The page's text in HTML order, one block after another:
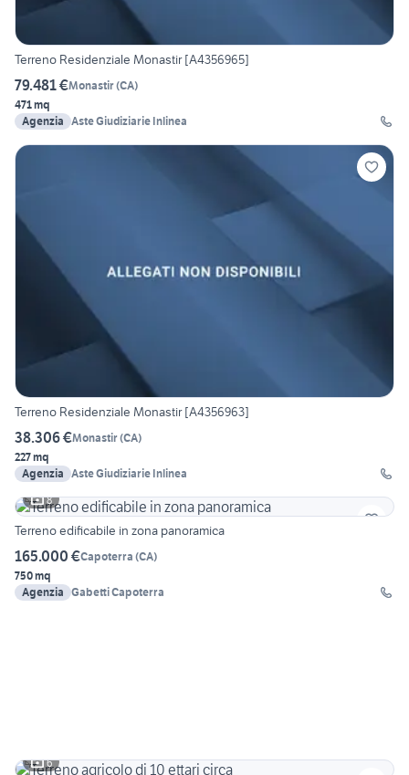
Terreno Residenziale Monastir [A4356965]
79.481 €Monastir(CA)
471 mq
Agenzia Aste Giudiziarie Inlinea
Terreno Residenziale Monastir [A4356963]
38.306 €Monastir(CA)
227 mq
Agenzia Aste Giudiziarie Inlinea
8
Terreno edificabile in zona panoramica
165.000 €Capoterra (CA)
750 mq
Agenzia Gabetti Capoterra
6